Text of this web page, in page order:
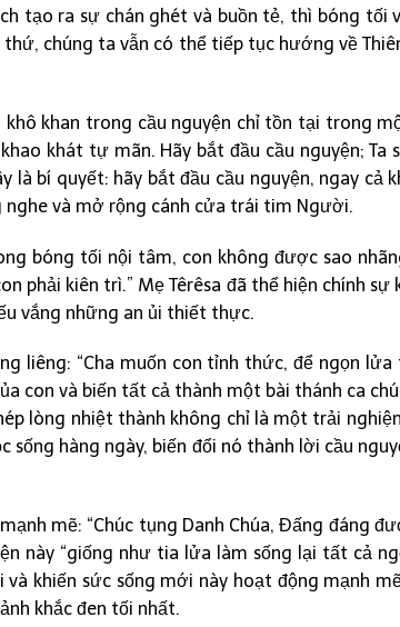
tạo ra sự chán ghét và buồn tẻ, thì bóng tối
chúng ta vẫn có thể tiếp tục hướng về
khô khan trong cầu nguyện chỉ tồn tại trong
khát tự mãn. Hãy bắt đầu cầu nguyện; Ta
là bí quyết: hãy bắt đầu cầu nguyện, ngay cả
nghe và mở rộng cánh cửa trái tim Người.
bóng tối nội tâm, con không được sao
phải kiên trì.” Mẹ Têrêsa đã thể hiện chính sự
vắng những an ủi thiết thực.
liêng: “Cha muốn con tỉnh thức, để ngọn lửa
con và biến tất cả thành một bài thánh ca
lòng nhiệt thành không chỉ là một trải
hàng ngày, biến đổi nó thành lời cầu
mẽ: “Chúc tụng Danh Chúa, Đấng đáng
này “giống như tia lửa làm sống lại tất cả
khiến sức sống mới này hoạt động mạnh
khắc đen tối nhất.